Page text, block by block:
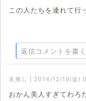
この人たちを連れて行
返信コメントを書く
名無し | 2014/12/19(金)
おかん美人すぎてわろ